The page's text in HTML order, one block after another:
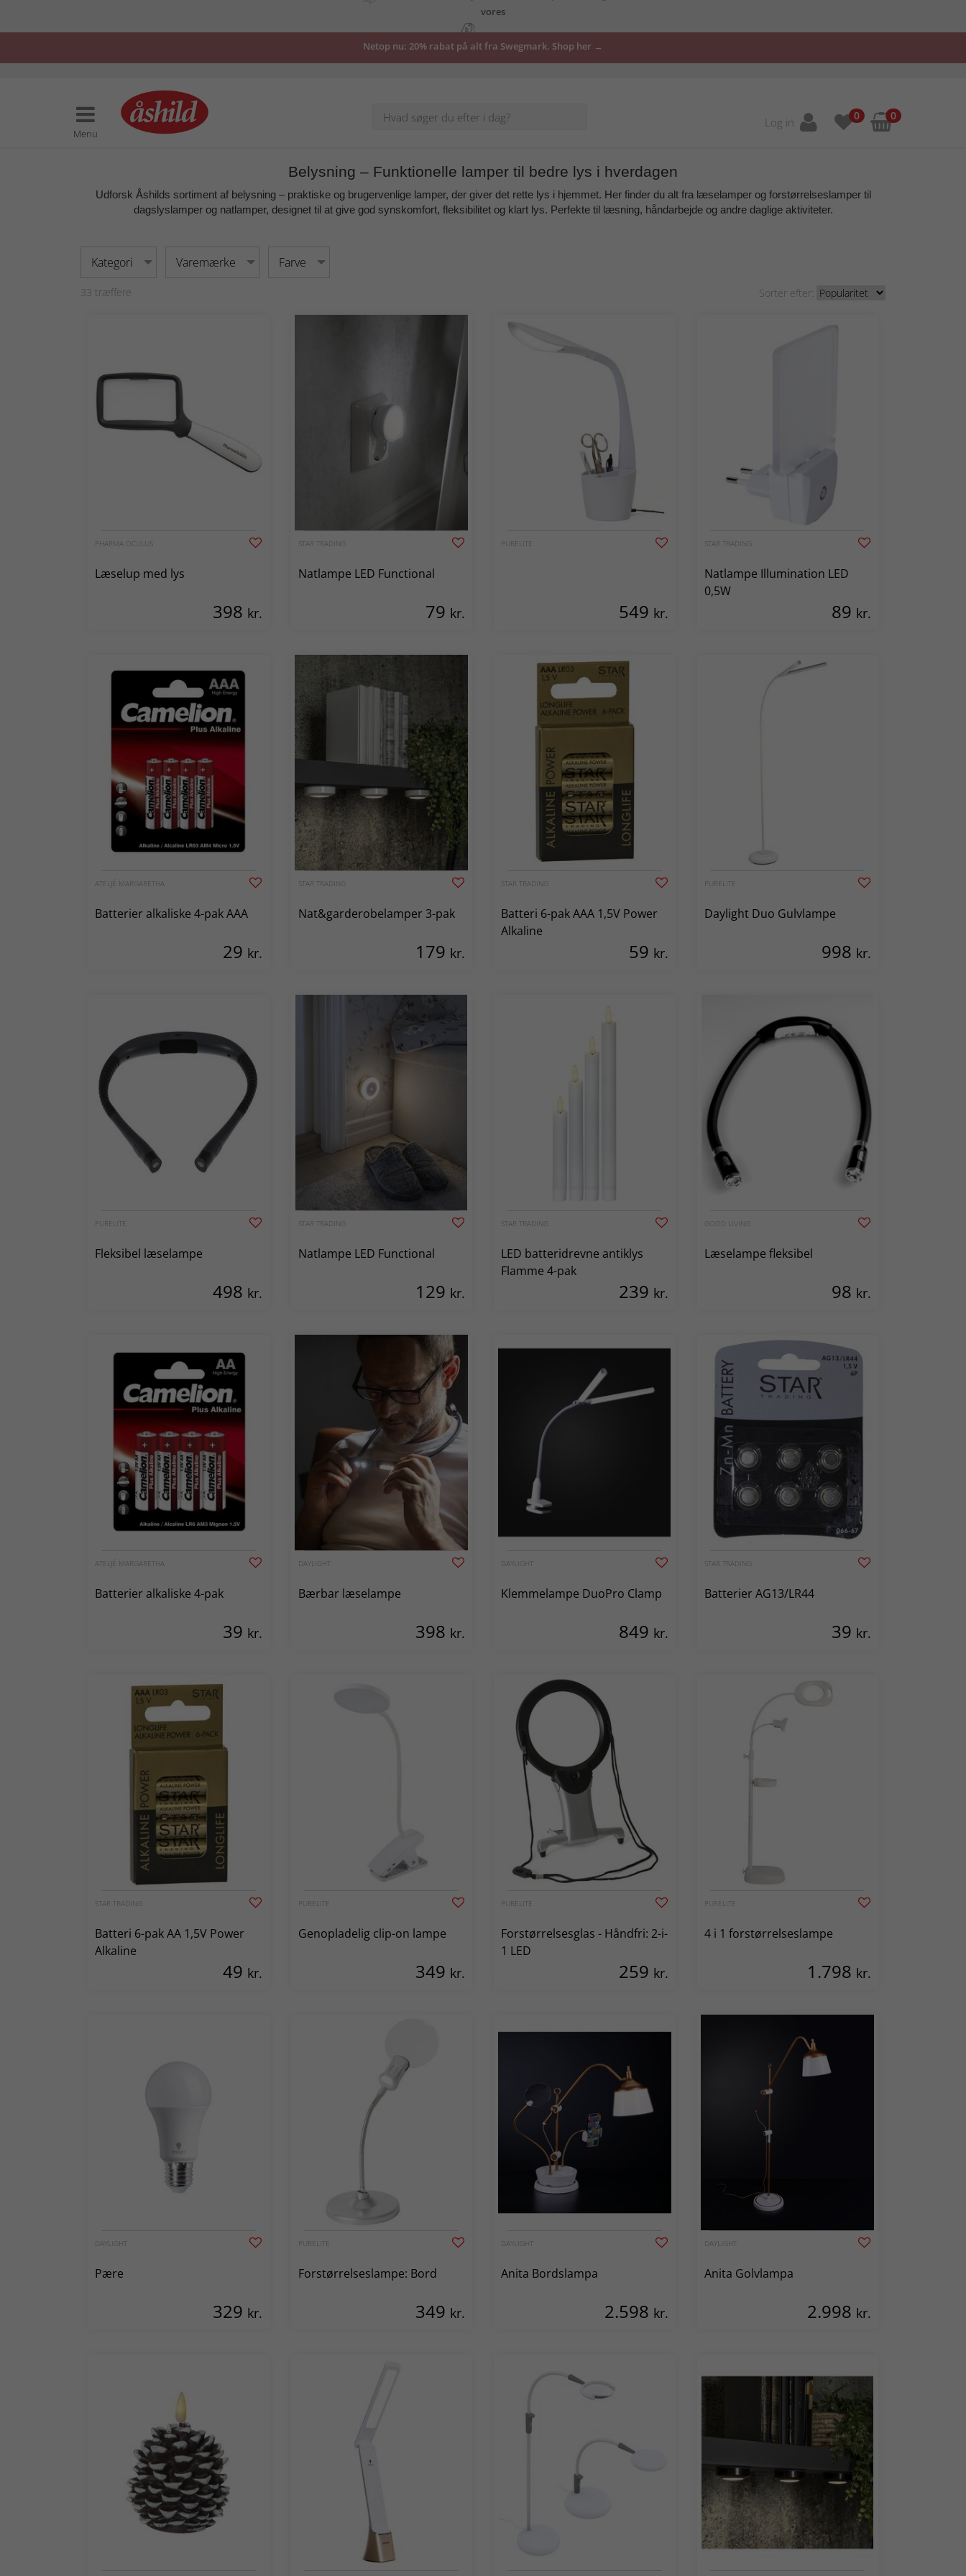
tilbud
her
Netop nu: 20% rabat på alt fra Swegmark. Shop her →
Menu
Log in 0 0
Belysning – Funktionelle lamper til bedre lys i hverdagen
Udforsk Åshilds sortiment af belysning– praktiske og brugervenlige lamper, der giver det rette lys i hjemmet. Her finder du alt fra læselamper og forstørrelseslampertil
dagslyslamper og natlamper, designet til at give god synskomfort, fleksibilitet og klart lys. Perfekte til læsning, håndarbejde og andre daglige aktiviteter.
Kategori Varemærke Farve
33 træffere Sorter efter:
PHARMA OCULUS
Læselup med lys
398 kr.
STAR TRADING
Natlampe LED Functional
79 kr.
PURELITE
549 kr.
STAR TRADING
Natlampe Illumination LED
0,5W
89 kr.
ATELJÉ MARGARETHA
Batterier alkaliske 4-pak AAA
29 kr.
STAR TRADING
Nat&garderobelamper 3-pak
179 kr.
STAR TRADING
Batteri 6-pak AAA 1,5V Power
Alkaline
59 kr.
PURELITE
Daylight Duo Gulvlampe
998 kr.
PURELITE
Fleksibel læselampe
498 kr.
STAR TRADING
Natlampe LED Functional
129 kr.
STAR TRADING
LED batteridrevne antiklys
Flamme 4-pak
239 kr.
GOOD LIVING
Læselampe fleksibel
98 kr.
ATELJÉ MARGARETHA
Batterier alkaliske 4-pak
39 kr.
DAYLIGHT
Bærbar læselampe
398 kr.
DAYLIGHT
Klemmelampe DuoPro Clamp
849 kr.
STAR TRADING
Batterier AG13/LR44
39 kr.
STAR TRADING
Batteri 6-pak AA 1,5V Power
Alkaline
49 kr.
PURELITE
Genopladelig clip-on lampe
349 kr.
PURELITE
Forstørrelsesglas - Håndfri: 2-i-
1 LED
259 kr.
PURELITE
4 i 1 forstørrelseslampe
1.798 kr.
DAYLIGHT
Pære
329 kr.
PURELITE
Forstørrelseslampe: Bord
349 kr.
DAYLIGHT
Anita Bordslampa
2.598 kr.
DAYLIGHT
Anita Golvlampa
2.998 kr.